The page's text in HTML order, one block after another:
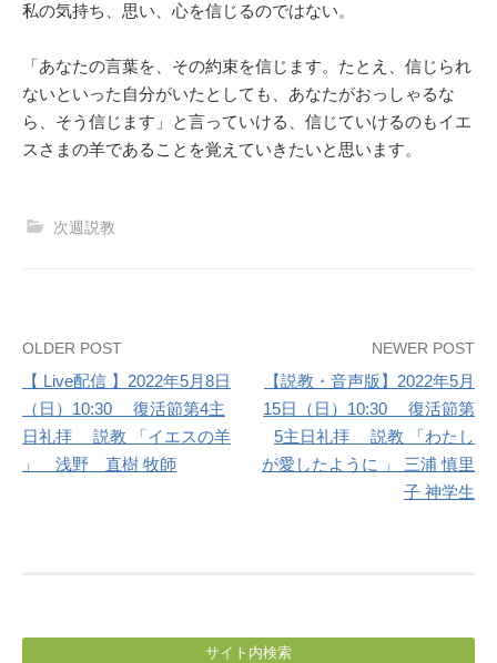
私の気持ち、思い、心を信じるのではない。
「あなたの言葉を、その約束を信じます。たとえ、信じられ
ないといった自分がいたとしても、あなたがおっしゃるな
ら、そう信じます」と言っていける、信じていけるのもイエ
スさまの羊であることを覚えていきたいと思います。
次週説教
Post
navigation
OLDER POST
【 Live配信 】2022年5月8日
（日）10:30 復活節第4主
日礼拝 説教 「イエスの羊
」 浅野 直樹 牧師
NEWER POST
【説教・音声版】2022年5月
15日（日）10:30 復活節第
5主日礼拝 説教 「わたし
が愛したように 」 三浦 慎里
子 神学生
サイト内検索